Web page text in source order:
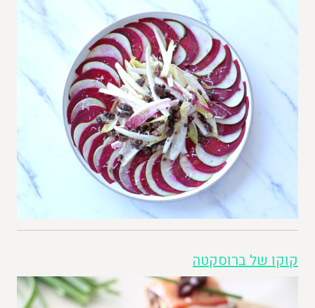
קוקו של ברוסקטה